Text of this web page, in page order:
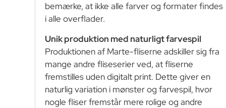
bemærke, at ikke alle farver og formater findes
i alle overflader.
Unik produktion med naturligt farvespil
Produktionen af Marte-fliserne adskiller sig fra
mange andre fliseserier ved, at fliserne
fremstilles uden digitalt print. Dette giver en
naturlig variation i mønster og farvespil, hvor
nogle fliser fremstår mere rolige og andre